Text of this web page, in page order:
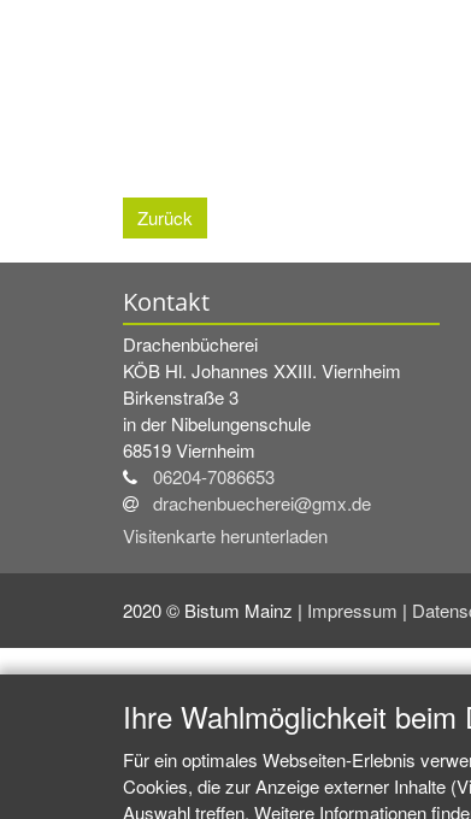
Zurück
Kontakt
Drachenbücherei
KÖB Hl. Johannes XXIII. Viernheim
Birkenstraße 3
in der Nibelungenschule
68519Viernheim
06204-7086653
drachenbuecherei@gmx.de
Visitenkarte herunterladen
2020 © Bistum Mainz | Impressum |
Ihre Wahlmöglichkeit beim
Für ein optimales Webseiten-Erlebnis
Cookies, die zur Anzeige externer Inhalte
Auswahl treffen. Weitere Informationen